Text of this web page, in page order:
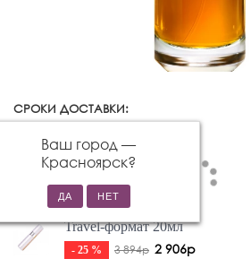
СРОКИ ДОСТАВКИ:
Ваш город —
Красноярск?
Travel-формат 20мл
- 25 % 3 894р 2 906р